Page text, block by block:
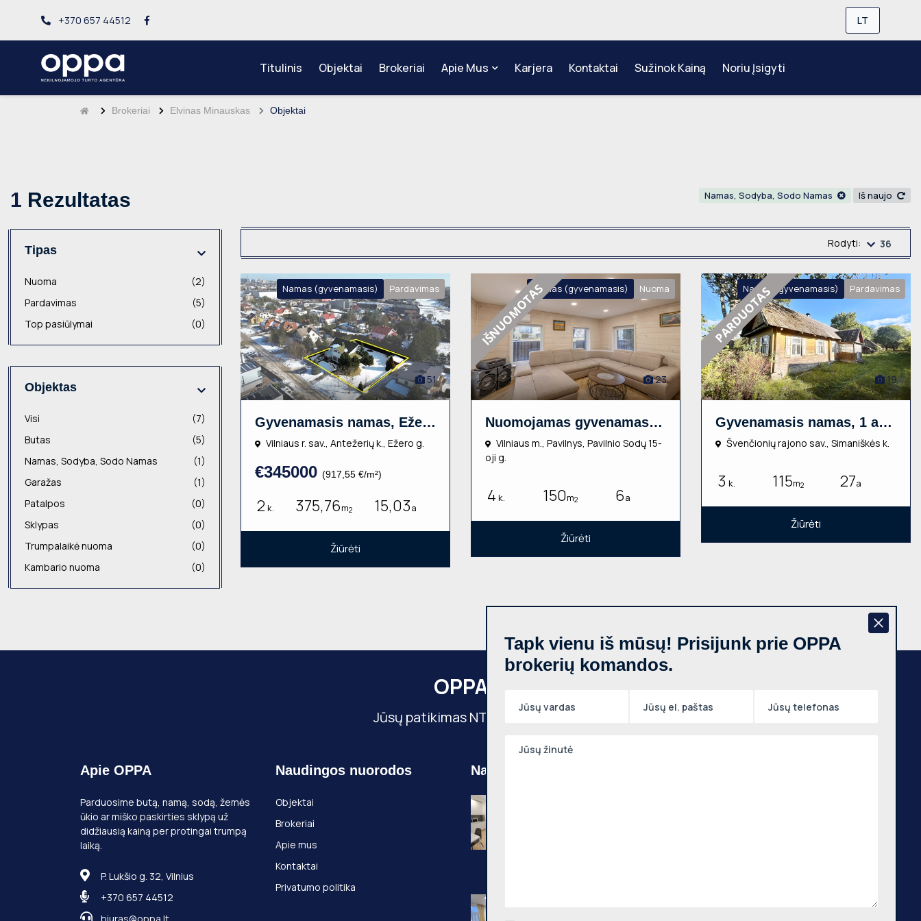
+370 657 44512 LT
Titulinis Objektai Brokeriai Apie Mus Karjera Kontaktai Sužinok Kainą Noriu Įsigyti
Brokeriai Elvinas Minauskas Objektai
1 Rezultatas Namas, Sodyba, Sodo Namas Iš naujo
Tipas
Nuoma
(2)
Pardavimas
(5)
Top pasiūlymai
(0)
Objektas
Visi
(7)
Butas
(5)
Namas, Sodyba, Sodo Namas
(1)
Garažas
(1)
Patalpos
(0)
Sklypas
(0)
Trumpalaikė nuoma
(0)
Kambario nuoma
(0)
Rodyti: 36
Namas (gyvenamasis) Pardavimas
51
Gyvenamasis namas, Ežero g., 2 aukštų, 375.76m², 15.03a, €345000
Vilniaus r. sav., Antežerių k., Ežero g.
€345000 (917,55 €/m²)
2 k. 375,76m2 15,03a
Žiūrėti
Namas (gyvenamasis) Nuoma
23
IŠNUOMOTAS
Nuomojamas gyvenamasis namas, Pavilnys, Pavilnio Sodų 15-oji g., 2 aukštų, 150m², 6a
Vilniaus m., Pavilnys, Pavilnio Sodų 15-
oji g.
4 k. 150m2 6a
Žiūrėti
Namas (gyvenamasis) Pardavimas
19
PARDUOTAS
Gyvenamasis namas, 1 aukšto, 115m², 27a
Švenčionių rajono sav., Simaniškės k.
3 k. 115m2 27a
Žiūrėti
OPPA
Jūsų patikimas NT partneris
Apie OPPA
Parduosime butą, namą, sodą, žemės
ūkio ar miško paskirties sklypą už
didžiausią kainą per protingai trumpą
laiką.
P. Lukšio g. 32, Vilnius
+370 657 44512
Naudingos nuorodos
Objektai
Brokeriai
Apie mus
Kontaktai
Privatumo politika
Naujausi objektai
Tapk vienu iš mūsų! Prisijunk prie OPPA
brokerių komandos.